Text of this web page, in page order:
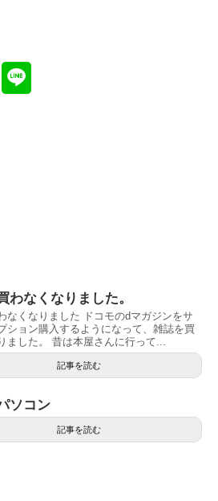
わなくなりました。
なくなりました ドコモのdマガジンをサ
ション購入するようになって、雑誌を買
ました。 昔は本屋さんに行って...
記事を読む
ソコン
記事を読む